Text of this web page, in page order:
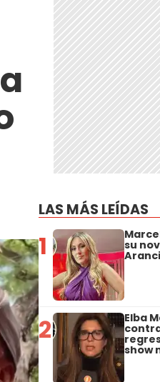
LAS MÁS LEÍDAS
1 su
2 Elba
show